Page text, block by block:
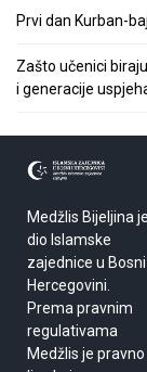
Prvi dan Kurban-
Zašto učenici
i generacije
Medžlis Bijeljina je
dio Islamske
zajednice u Bosni
Hercegovini.
Prema pravnim
regulativama
Medžlis je pravno